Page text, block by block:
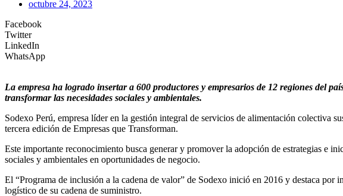
octubre 24, 2023
Facebook
Twitter
LinkedIn
WhatsApp
La empresa ha logrado insertar a 600 productores y empresarios de 12 regiones del
transformar las necesidades sociales y ambientales.
Sodexo Perú, empresa líder en la gestión integral de servicios de alimentación colectiva
tercera edición de Empresas que Transforman.
Este importante reconocimiento busca generar y promover la adopción de estrategias e
sociales y ambientales en oportunidades de negocio.
El “Programa de inclusión a la cadena de valor” de Sodexo inició en 2016 y destaca por
logístico de su cadena de suministro.